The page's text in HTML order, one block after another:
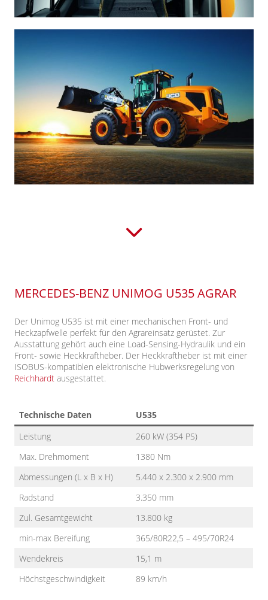
MERCEDES-BENZ UNIMOG U535 AGRAR
Der Unimog U535 ist mit einer mechanischen Front- und
Heckzapfwelle perfekt für den Agrareinsatz gerüstet. Zur
Ausstattung gehört auch eine Load-Sensing-Hydraulik und ein
Front- sowie Heckkraftheber. Der Heckkraftheber ist mit einer
ISOBUS-kompatiblen elektronische Hubwerksregelung von
Reichhardt ausgestattet.
Technische Daten
U535
Leistung
260 kW (354 PS)
Max. Drehmoment
1380 Nm
Abmessungen (L x B x H)
5.440 x 2.300 x 2.900 mm
Radstand
3.350 mm
Zul. Gesamtgewicht
13.800 kg
min-max Bereifung
365/80R22,5 – 495/70R24
Wendekreis
15,1 m
Höchstgeschwindigkeit
89 km/h